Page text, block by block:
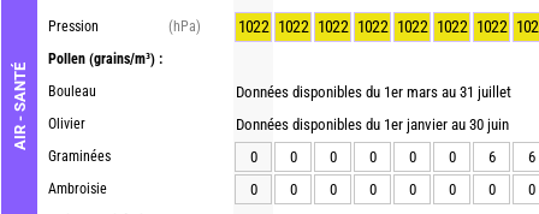
AIR - SANTÉ
Pression
(hPa)
Pollen (grains/m³) :
Bouleau
Olivier
Graminées
Ambroisie
1022 1022 1022 1022 1022 1022 1022
Données disponibles du 1er mars au 31 juillet
Données disponibles du 1er janvier au 30 juin
0
0 0 0 0 0 6
6
0
0 0 0 0 0 0 0